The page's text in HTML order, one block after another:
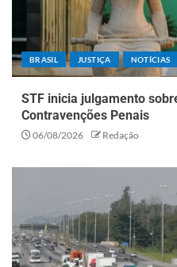
BRASIL JUSTIÇA NOTÍCIAS
STF inicia julgamento
Contravenções Penais
06/08/2026 Redação